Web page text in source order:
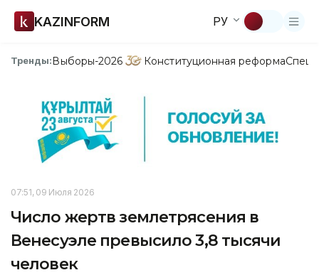
KAZINFORM РУ
Тренды:Выборы-2026 Конституционная реформа
07:51, 09 Июля 2026
Число жертв землетрясения в
Венесуэле превысило 3,8 тысячи
человек